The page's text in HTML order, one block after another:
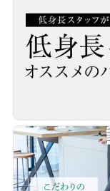
ビジネス使いも出来
通勤や外回りのお仕